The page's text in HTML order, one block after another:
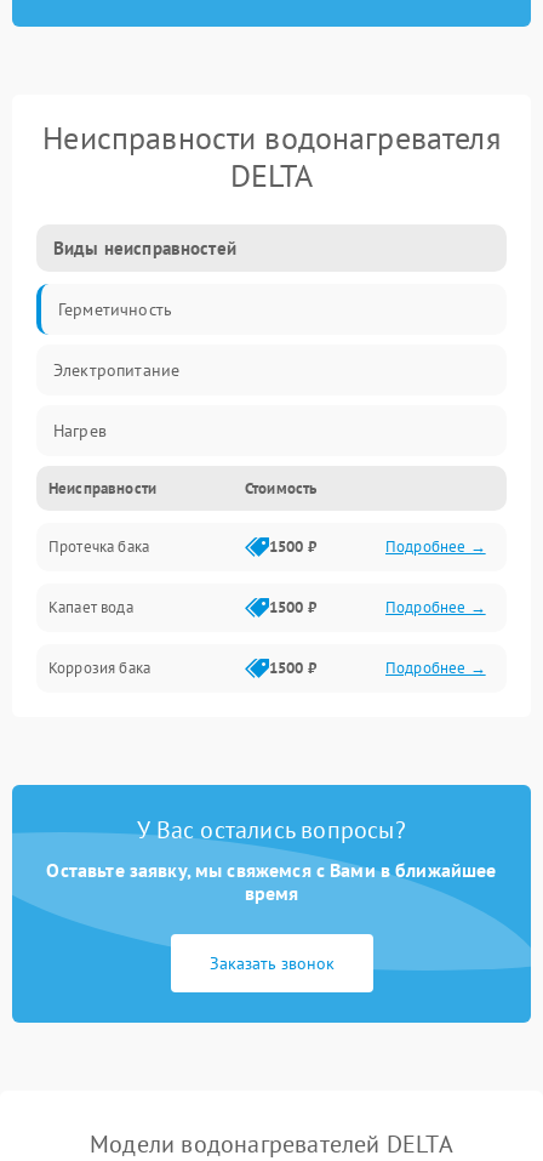
Неисправности водонагревателя
DELTA
Виды неисправностей
Герметичность
Электропитание
Нагрев
Датчики
Механика
Неисправности Стоимость
Протечка бака 1500 ₽ Подробнее →
Капает вода 1500 ₽ Подробнее →
Коррозия бака 1500 ₽ Подробнее →
У Вас остались вопросы?
Оставьте заявку, мы свяжемся с Вами в ближайшее
время
Заказать звонок
Модели водонагревателей DELTA